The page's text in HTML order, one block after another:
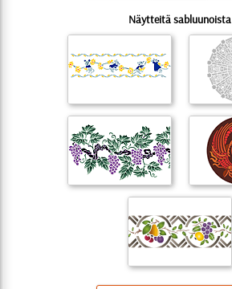
Näytteitä sabluunoista